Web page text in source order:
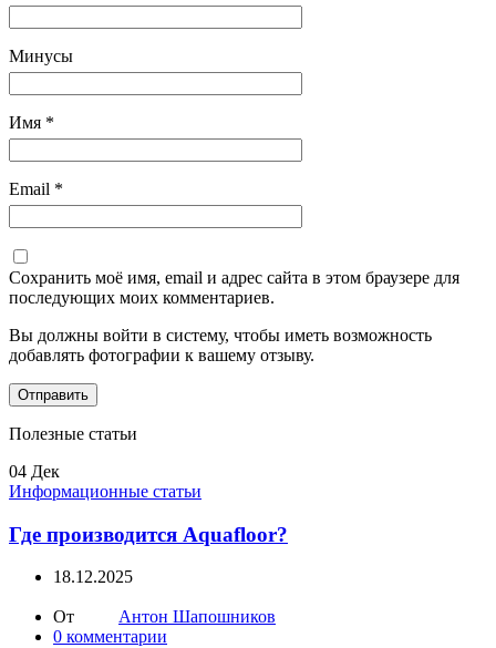
Минусы
Имя *
Email *
Сохранить моё имя, email и адрес сайта в этом браузере для
последующих моих комментариев.
Вы должны войти в систему, чтобы иметь возможность
добавлять фотографии к вашему отзыву.
Полезные статьи
04 Дек
Информационные статьи
Где производится Aquafloor?
18.12.2025
От
Антон Шапошников
0 комментарии